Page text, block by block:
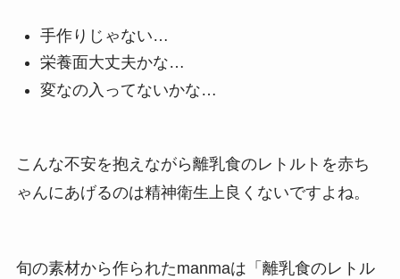
手作りじゃない…
栄養面大丈夫かな…
変なの入ってないかな…
こんな不安を抱えながら離乳食のレトルトを赤ち
ゃんにあげるのは精神衛生上良くないですよね。
旬の素材から作られたmanmaは「離乳食のレトル